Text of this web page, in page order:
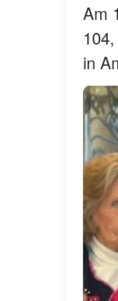
Am
in